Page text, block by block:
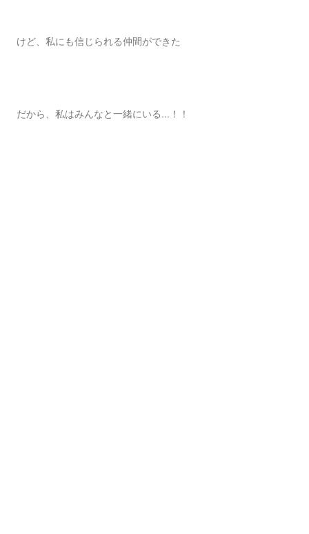
けど、私にも信じられる仲間ができた
だから、私はみんなと一緒にいる...！！